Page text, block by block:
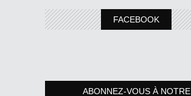
FACEBOOK
ABONNEZ-VOUS À NOTRE